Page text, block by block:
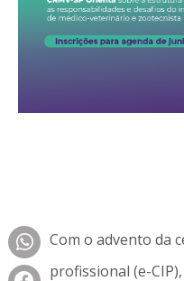
Com o advento da
profissional (e-